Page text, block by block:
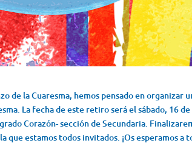
de la Cuaresma, hemos pensado en organizar
La fecha de este retiro será el sábado, 16
Corazón- sección de Secundaria.
que estamos todos invitados. ¡Os esperamos a